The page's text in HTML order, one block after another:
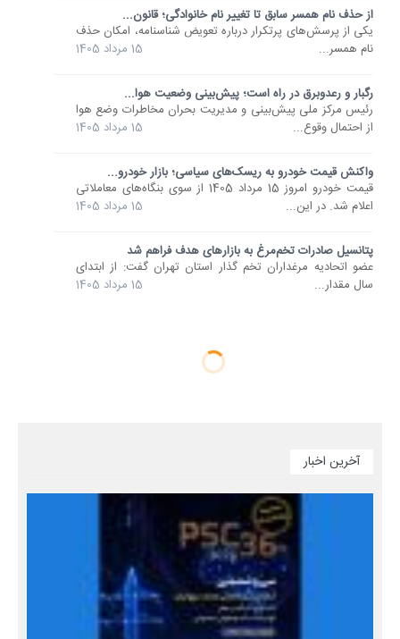
از حذف نام همسر سابق تا تغییر نام خانوادگی؛ قانون...
یکی از پرسش‌های پرتکرار درباره تعویض شناسنامه، امکان حذف
نام همسر...
15 مرداد 1405
رگبار و رعدوبرق در راه است؛ پیش‌بینی وضعیت هوا...
رئیس مرکز ملی پیش‌بینی و مدیریت بحران مخاطرات وضع هوا
از احتمال وقوع...
15 مرداد 1405
واکنش قیمت خودرو به ریسک‌های سیاسی؛ بازار خودرو...
قیمت خودرو امروز 15 مرداد 1405 از سوی بنگاه‌های معاملاتی
اعلام شد. در این...
15 مرداد 1405
پتانسیل صادرات تخم‌مرغ به بازارهای هدف فراهم شد
عضو اتحادیه مرغداران تخم گذار استان تهران گفت: از ابتدای
سال مقدار...
15 مرداد 1405
آخرین اخبار